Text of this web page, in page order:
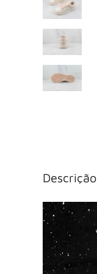
Descrição